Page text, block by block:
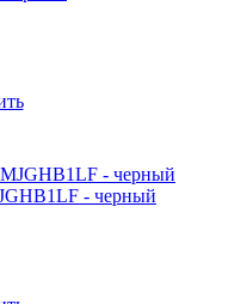
- черный